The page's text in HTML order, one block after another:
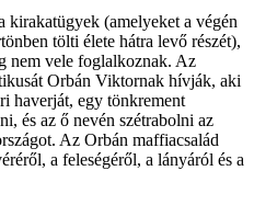
kirakatügyek (amelyeket a végén
tölti élete hátra levő részét),
nem vele foglalkoznak. Az
Orbán Viktornak hívják, aki
haverját, egy tönkrement
és az ő nevén szétrabolni az
Az Orbán maffiacsalád
a feleségéről, a lányáról és a